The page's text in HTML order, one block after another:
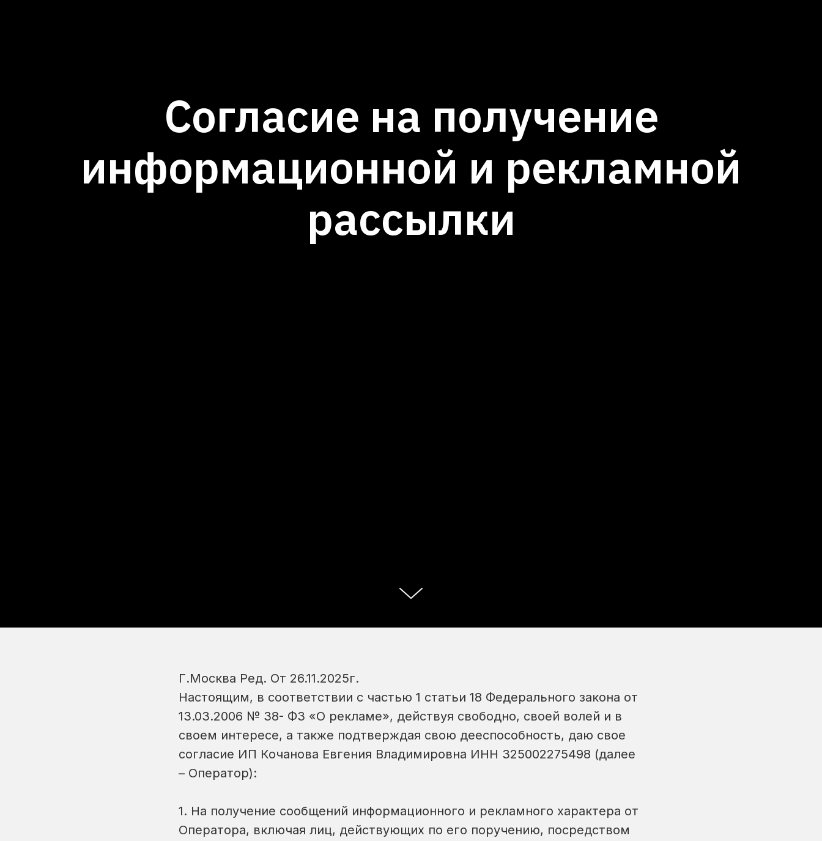
Согласие на получение
информационной и рекламной
рассылки
Г.Москва Ред. От 26.11.2025г.
Настоящим, в соответствии с частью 1 статьи 18 Федерального закона от
13.03.2006 № 38- ФЗ «О рекламе», действуя свободно, своей волей и в
своем интересе, а также подтверждая свою дееспособность, даю свое
согласие ИП Кочанова Евгения Владимировна ИНН 325002275498 (далее
– Оператор):
1. На получение сообщений информационного и рекламного характера от
Оператора, включая лиц, действующих по его поручению, посредством